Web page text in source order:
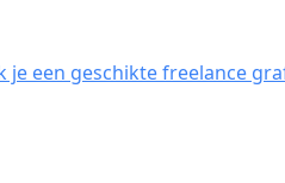
een geschikte freelance